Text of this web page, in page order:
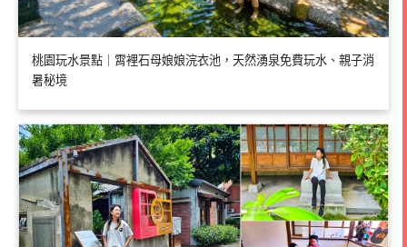
桃園玩水景點｜霄裡石母娘娘浣衣池，天然湧泉免費玩水、親子消
暑秘境